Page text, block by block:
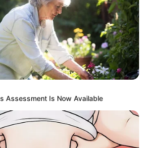
Assessment Is Now Available